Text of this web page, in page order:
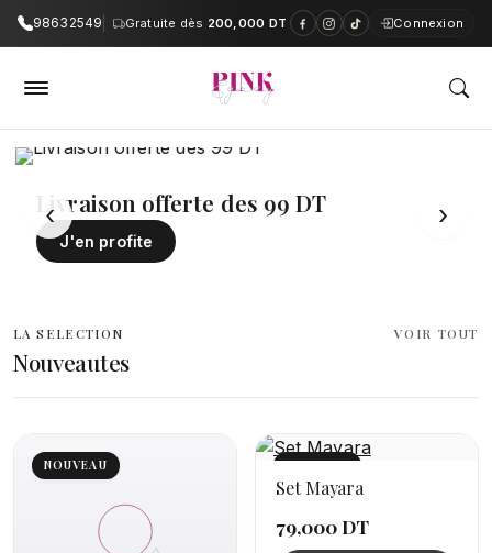
98632549 Gratuite dès 200,000 DT Connexion
PinkAndGrey — Boutique en
Livraison offerte des 99 DT
J'en profite
‹ ›
LA SELECTION
Nouveautes
VOIR TOUT
NOUVEAU NOUVEAU
Set Mayara
79,000 DT